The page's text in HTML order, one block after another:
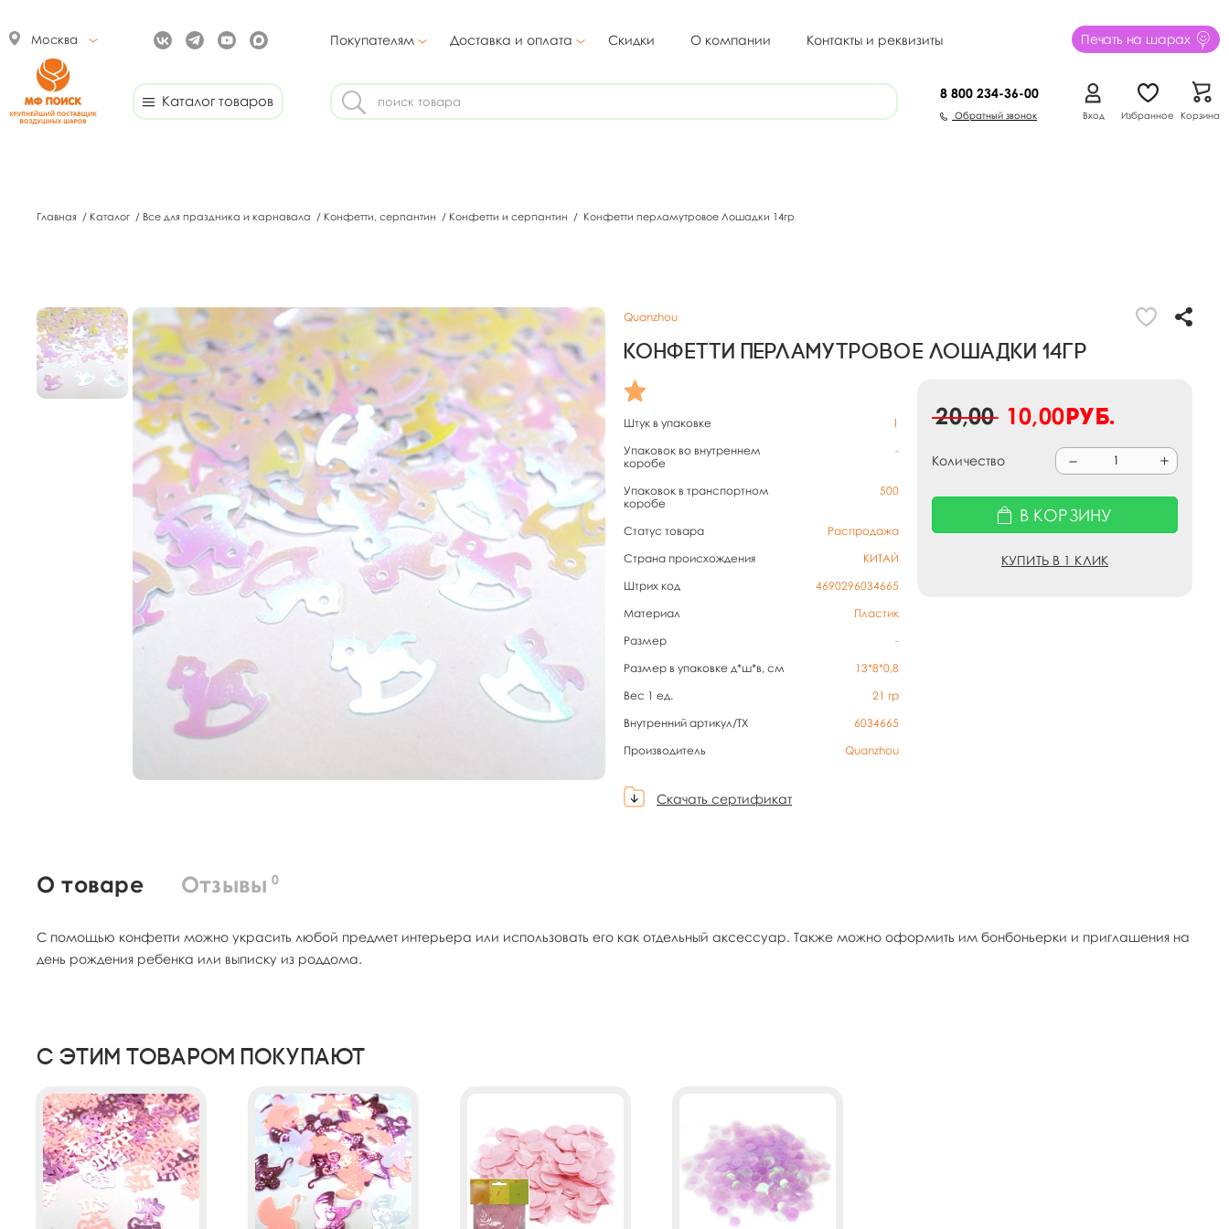
Москва Покупателям Доставка и оплата Скидки О компании Контакты и реквизиты Печать на шарах
Каталог товаров 8 800 234-36-00
Обратный звонок Вход Избранное Корзина
Главная / Каталог / Все для праздника и карнавала / Конфетти, серпантин / Конфетти и серпантин / Конфетти перламутровое Лошадки 14гр
Quanzhou
Конфетти перламутровое Лошадки 14гр
Штук в упаковке
1
Упаковок во внутреннем
коробе
-
Упаковок в транспортном
коробе
500
Статус товара
Распродажа
Страна происхождения
КИТАЙ
Штрих код
4690296034665
Материал
Пластик
Размер
-
Размер в упаковке д*ш*в, см
13*8*0,8
Вес 1 ед.
21 гр
Внутренний артикул/TX
6034665
Производитель
Quanzhou
Скачать сертификат
20,00 10,00руб.
Количество
В КОРЗИНУ
КУПИТЬ В 1 КЛИК
О товаре Отзывы 0
С помощью конфетти можно украсить любой предмет интерьера или использовать его как отдельный аксессуар. Также можно оформить им бонбоньерки и приглашения на
день рождения ребенка или выписку из роддома.
С этим товаром покупают